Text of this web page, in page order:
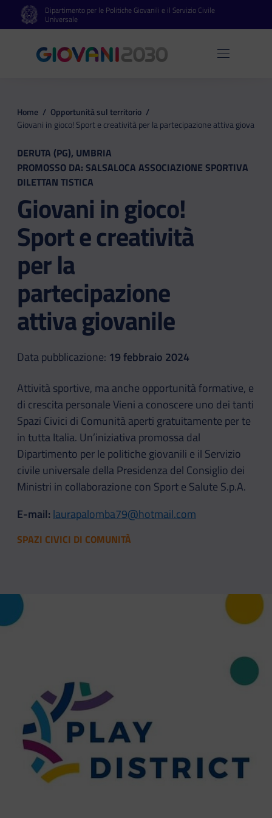
Vai al contenuto principale
Vai al footerDipartimento per le Politiche Giovanili e il Servizio Civile
Universale
Apri
Home / Opportunità sul territorio /
Giovani in gioco! Sport e creatività per la partecipazione attiva giovanile
DERUTA (PG), UMBRIA
PROMOSSO DA: SALSALOCA ASSOCIAZIONE SPORTIVA
DILETTAN TISTICA
Giovani in gioco!
Sport e creatività
per la
partecipazione
attiva giovanile
Data pubblicazione: 19 febbraio 2024
Attività sportive, ma anche opportunità formative, e
di crescita personale Vieni a conoscere uno dei tanti
Spazi Civici di Comunità aperti gratuitamente per te
in tutta Italia. Un’iniziativa promossa dal
Dipartimento per le politiche giovanili e il Servizio
civile universale della Presidenza del Consiglio dei
Ministri in collaborazione con Sport e Salute S.p.A.
E-mail: laurapalomba79@hotmail.com
SPAZI CIVICI DI COMUNITÀ